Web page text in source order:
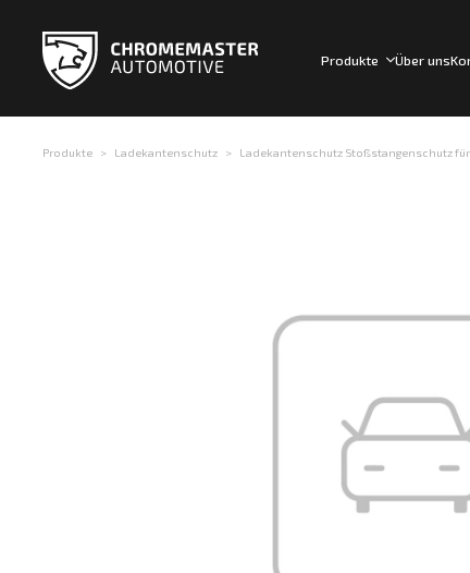
Produkte Über uns
Produkte Ladekantenschutz Ladekantenschutz Stoßstangenschutz für